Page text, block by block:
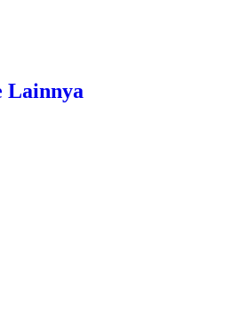
Lainnya